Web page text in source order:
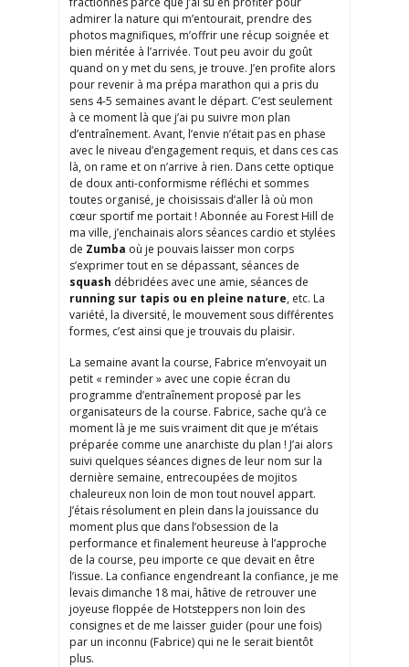
admirer la nature qui m’entourait, prendre des
photos magnifiques, m’offrir une récup soignée et
bien méritée à l’arrivée. Tout peu avoir du goût
quand on y met du sens, je trouve. J’en profite alors
pour revenir à ma prépa marathon qui a pris du
sens 4-5 semaines avant le départ. C’est seulement
à ce moment là que j’ai pu suivre mon plan
d’entraînement. Avant, l’envie n’était pas en phase
avec le niveau d’engagement requis, et dans ces cas
là, on rame et on n’arrive à rien. Dans cette optique
de doux anti-conformisme réfléchi et sommes
toutes organisé, je choisissais d’aller là où mon
cœur sportif me portait ! Abonnée au Forest Hill de
ma ville, j’enchainais alors séances cardio et stylées
de Zumba où je pouvais laisser mon corps
s’exprimer tout en se dépassant, séances de
squash débridées avec une amie, séances de
running sur tapis ou en pleine nature, etc. La
variété, la diversité, le mouvement sous différentes
formes, c’est ainsi que je trouvais du plaisir.
La semaine avant la course, Fabrice m’envoyait un
petit « reminder » avec une copie écran du
programme d’entraînement proposé par les
organisateurs de la course. Fabrice, sache qu’à ce
moment là je me suis vraiment dit que je m’étais
préparée comme une anarchiste du plan ! J’ai alors
suivi quelques séances dignes de leur nom sur la
dernière semaine, entrecoupées de mojitos
chaleureux non loin de mon tout nouvel appart.
J’étais résolument en plein dans la jouissance du
moment plus que dans l’obsession de la
performance et finalement heureuse à l’approche
de la course, peu importe ce que devait en être
l’issue. La confiance engendreant la confiance, je me
levais dimanche 18 mai, hâtive de retrouver une
joyeuse floppée de Hotsteppers non loin des
consignes et de me laisser guider (pour une fois)
par un inconnu (Fabrice) qui ne le serait bientôt
plus.